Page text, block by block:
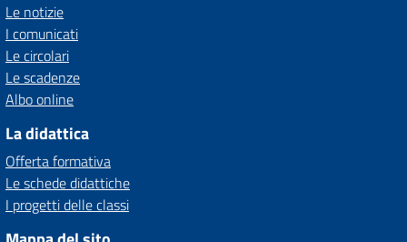
Le notizie
I comunicati
Le circolari
Le scadenze
Albo online
La didattica
Offerta formativa
Le schede didattiche
I progetti delle classi